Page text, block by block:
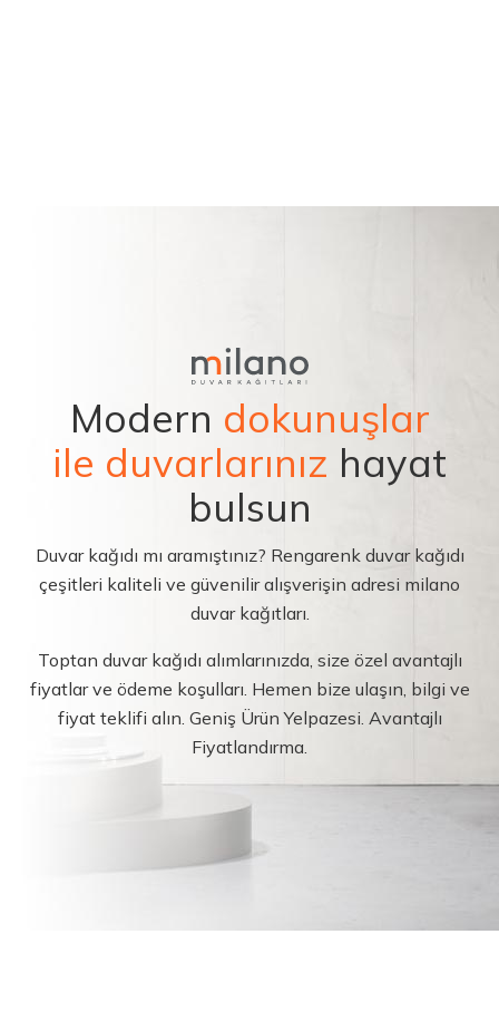
Modern dokunuşlar
ile duvarlarınız hayat
bulsun
Duvar kağıdı mı aramıştınız? Rengarenk duvar kağıdı
çeşitleri kaliteli ve güvenilir alışverişin adresi milano
duvar kağıtları.
Toptan duvar kağıdı alımlarınızda, size özel avantajlı
fiyatlar ve ödeme koşulları. Hemen bize ulaşın, bilgi ve
fiyat teklifi alın. Geniş Ürün Yelpazesi. Avantajlı
Fiyatlandırma.